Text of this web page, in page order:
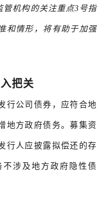
管机构的关注重点3号指
和情形，将有助于加强
把关
行公司债券，应符合地
地方政府债务。募集资
行人应披露拟偿还的存
涉及地方政府隐性债